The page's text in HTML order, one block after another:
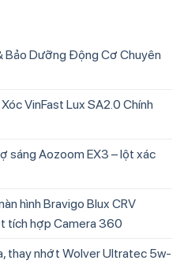
Bảo Dưỡng Động Cơ Chuyên
VinFast Lux SA2.0 Chính
sáng Aozoom EX3 – lột xác
hình Bravigo Blux CRV
tích hợp Camera 360
thay nhớt Wolver Ultratec 5w-